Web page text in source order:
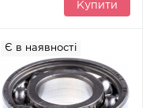
Купити
Є в наявності